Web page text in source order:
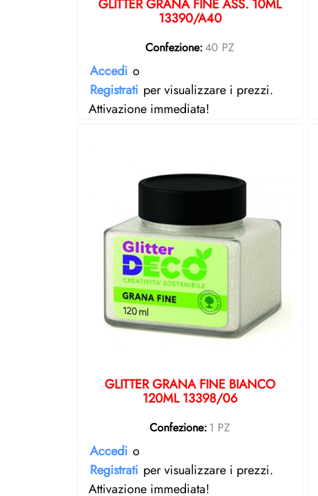
GLITTER GRANA FINE ASS. 10ML
13390/A40
Confezione:40 PZ
Accedi o
Registrati per visualizzare i prezzi.
Attivazione immediata!
GLITTER GRANA FINE BIANCO
120ML 13398/06
Confezione: 1 PZ
Accedi o
Registrati per visualizzare i prezzi.
Attivazione immediata!